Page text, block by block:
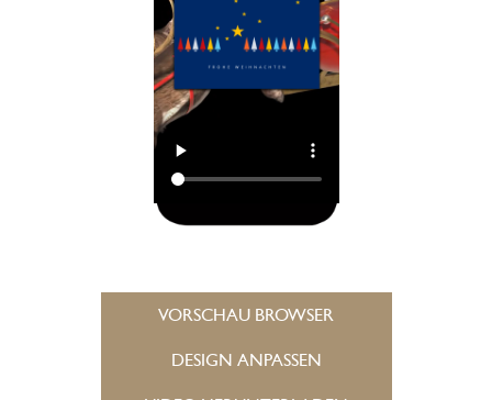
VORSCHAU BROWSER
DESIGN ANPASSEN